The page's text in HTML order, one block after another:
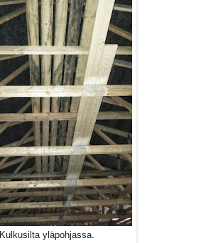
Kulkusilta yläpohjassa.